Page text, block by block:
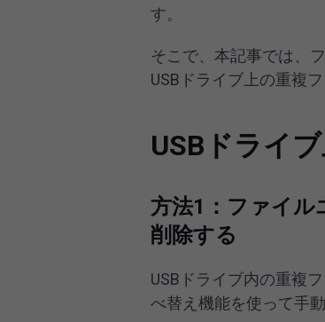
す。
そこで、本記事では、
USBドライブ上の重複
USBドライ
方法1：ファイル
削除する
USBドライブ内の重複
べ替え機能を使って手